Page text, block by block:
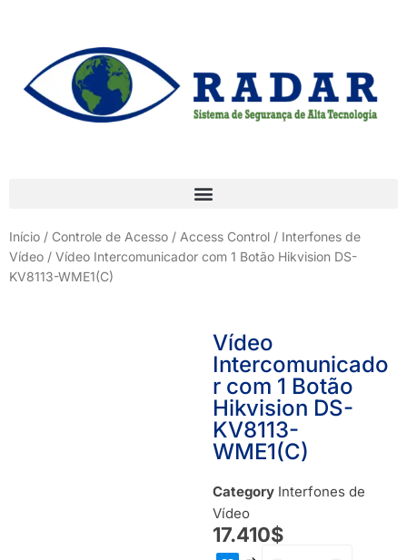
Início / Controle de Acesso / Access Control / Interfones de
Vídeo / Vídeo Intercomunicador com 1 Botão Hikvision DS-
KV8113-WME1(C)
Vídeo
Intercomunicado
r com 1 Botão
Hikvision DS-
KV8113-
WME1(C)
Category Interfones de
Vídeo
17.410$